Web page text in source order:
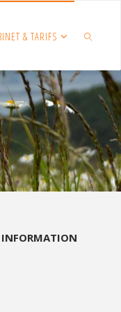
& TARIFS
SEARCH
INFORMATION